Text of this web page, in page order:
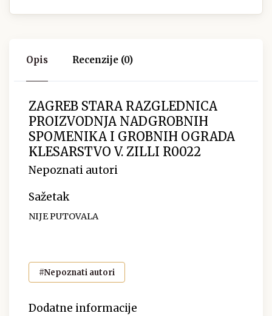
Opis Recenzije (0)
ZAGREB STARA RAZGLEDNICA
PROIZVODNJA NADGROBNIH
SPOMENIKA I GROBNIH OGRADA
KLESARSTVO V. ZILLI R0022
Nepoznati autori
Sažetak
NIJE PUTOVALA
#Nepoznati autori
Dodatne informacije